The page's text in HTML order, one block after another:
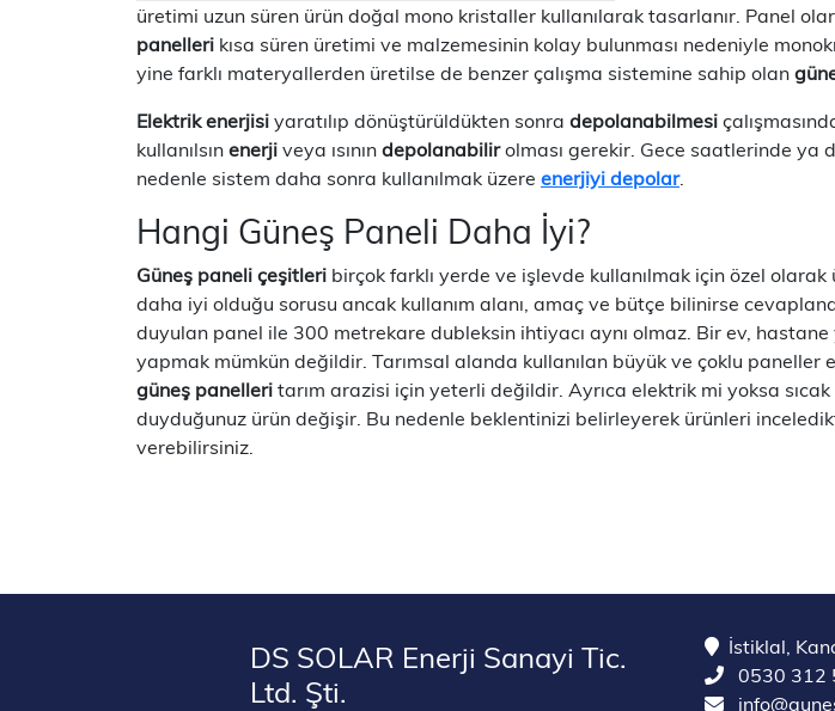
üretimi uzun süren ürün doğal mono kristaller kullanılarak tasarlanır. Panel
panelleri kısa süren üretimi ve malzemesinin kolay bulunması nedeniyle
yine farklı materyallerden üretilse de benzer çalışma sistemine sahip olan
Elektrik enerjisi yaratılıp dönüştürüldükten sonra depolanabilmesi
kullanılsın enerji veya ısının depolanabilirolması gerekir. Gece saatlerinde ya
nedenle sistem daha sonra kullanılmak üzere enerjiyi depolar.
Hangi Güneş Paneli Daha İyi?
Güneş paneli çeşitleri birçok farklı yerde ve işlevde kullanılmak için özel
daha iyi olduğu sorusu ancak kullanım alanı, amaç ve bütçe bilinirse
duyulan panel ile 300 metrekare dubleksin ihtiyacı aynı olmaz. Bir ev, hastane
yapmak mümkün değildir. Tarımsal alanda kullanılan büyük ve çoklu paneller
güneş panelleri tarım arazisi için yeterli değildir. Ayrıca elektrik mi yoksa
duyduğunuz ürün değişir. Bu nedenle beklentinizi belirleyerek ürünleri
verebilirsiniz.
DS SOLAR Enerji Sanayi Tic.
Ltd. Şti.
İstiklal,
0530 312